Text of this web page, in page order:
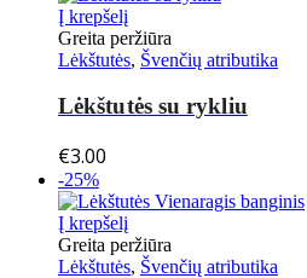
Į krepšelį
Greita peržiūra
Lėkštutės, Švenčių atributika
Lėkštutės su rykliu
€3.00
-25%
Į krepšelį
Greita peržiūra
Lėkštutės, Švenčių atributika